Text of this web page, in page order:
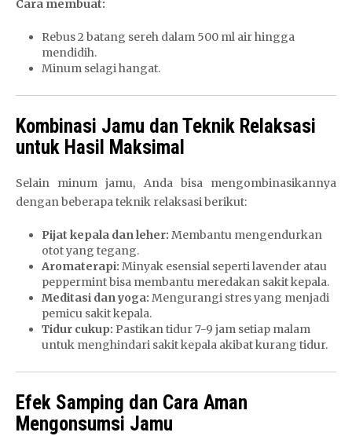
Cara membuat:
Rebus 2 batang sereh dalam 500 ml air hingga
mendidih.
Minum selagi hangat.
Kombinasi Jamu dan Teknik Relaksasi
untuk Hasil Maksimal
Selain minum jamu, Anda bisa mengombinasikannya
dengan beberapa teknik relaksasi berikut:
Pijat kepala dan leher: Membantu mengendurkan
otot yang tegang.
Aromaterapi: Minyak esensial seperti lavender atau
peppermint bisa membantu meredakan sakit kepala.
Meditasi dan yoga: Mengurangi stres yang menjadi
pemicu sakit kepala.
Tidur cukup: Pastikan tidur 7-9 jam setiap malam
untuk menghindari sakit kepala akibat kurang tidur.
Efek Samping dan Cara Aman
Mengonsumsi Jamu